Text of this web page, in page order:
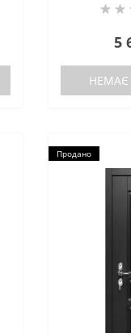
5
НЕМАЄ
Продано